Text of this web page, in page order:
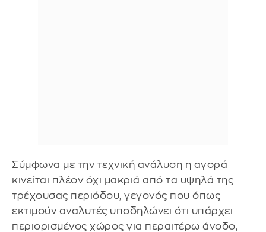
Σύμφωνα με την τεχνική ανάλυση η αγορά
κινείται πλέον όχι μακριά από τα υψηλά της
τρέχουσας περιόδου, γεγονός που όπως
εκτιμούν αναλυτές υποδηλώνει ότι υπάρχει
περιορισμένος χώρος για περαιτέρω άνοδο,